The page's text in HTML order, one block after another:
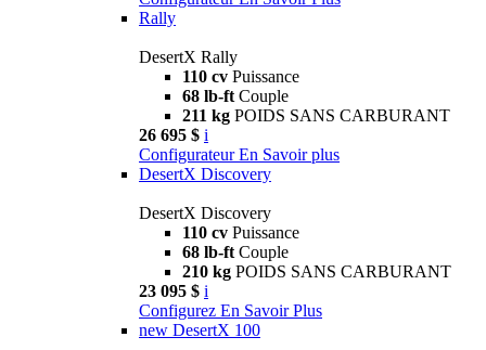
Rally
DesertX Rally
110 cv Puissance
68 lb-ft Couple
211 kg POIDS SANS CARBURANT
26 695 $ i
Configurateur En Savoir plus
DesertX Discovery
DesertX Discovery
110 cv Puissance
68 lb-ft Couple
210 kg POIDS SANS CARBURANT
23 095 $ i
Configurez En Savoir Plus
new DesertX 100